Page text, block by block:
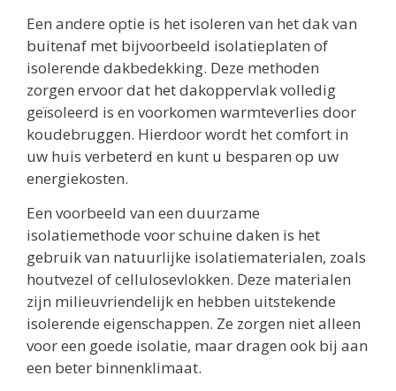
Een andere optie is het isoleren van het dak van
buitenaf met bijvoorbeeld isolatieplaten of
isolerende dakbedekking. Deze methoden
zorgen ervoor dat het dakoppervlak volledig
geïsoleerd is en voorkomen warmteverlies door
koudebruggen. Hierdoor wordt het comfort in
uw huis verbeterd en kunt u besparen op uw
energiekosten.
Een voorbeeld van een duurzame
isolatiemethode voor schuine daken is het
gebruik van natuurlijke isolatiematerialen, zoals
houtvezel of cellulosevlokken. Deze materialen
zijn milieuvriendelijk en hebben uitstekende
isolerende eigenschappen. Ze zorgen niet alleen
voor een goede isolatie, maar dragen ook bij aan
een beter binnenklimaat.